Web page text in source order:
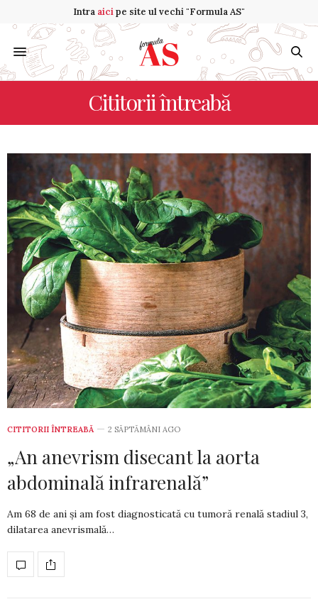
Intra aicipe site ul vechi "Formula AS"
Cititorii întreabă
CITITORII ÎNTREABĂ 2 SĂPTĂMÂNI AGO
„An anevrism disecant la aorta
abdominală infrarenală”
Am 68 de ani și am fost diagnosticată cu tumoră renală stadiul 3,
dilatarea anevrismală…